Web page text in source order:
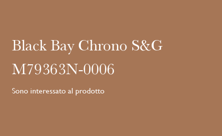
Black Bay Chrono S&G
M79363N-0006
Sono interessato al prodotto